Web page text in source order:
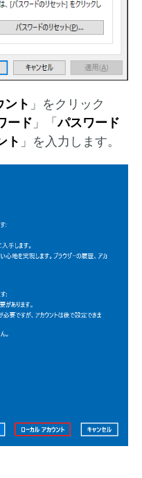
ント 」をクリック
ード 」「パスワード
ト 」を入力します。